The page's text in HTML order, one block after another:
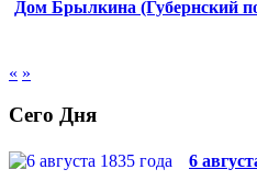
Дом Брылкина (Губернский
« »
Сего Дня
6